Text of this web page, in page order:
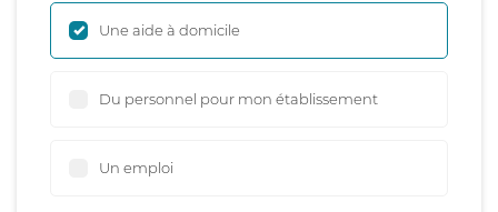
Une aide à domicile
Du personnel pour mon établissement
Un emploi